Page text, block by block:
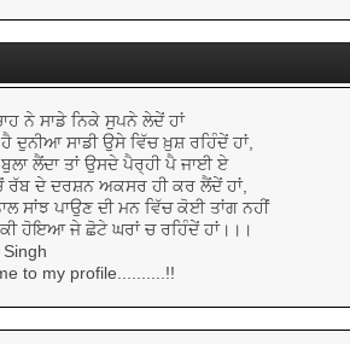
ਨੇ ਸਾਡੇ ਨਿਕੇ ਸੁਪਨੇ ਲੇਦੇਂ ਹਾਂ
ਹੈ ਦੁਨੀਆ ਸਾਡੀ ਉਸੇ ਵਿੱਚ ਖ਼ੁਸ਼ ਰਹਿੰਦੇਂ ਹਾਂ,
ਲੈਂਦਾ ਤਾਂ ਉਸਦੇ ਪੈਰ੍ਹੀ ਪੈ ਜਾਈ ਏ
ਰੱਬ ਦੇ ਦਰਸ਼ਨ ਅਕਸਰ ਹੀ ਕਰ ਲੈਂਦੇਂ ਹਾਂ,
ਸਾਂਝ ਪਾਉਣ ਦੀ ਮਨ ਵਿੱਚ ਕੋਈ ਤਾਂਗ ਨਹੀਂ
ਹੋਇਆ ਜੇ ਛੋਟੇ ਘਰਾਂ ਚ ਰਹਿੰਦੇਂ ਹਾਂ।।।
to my profile..........!!